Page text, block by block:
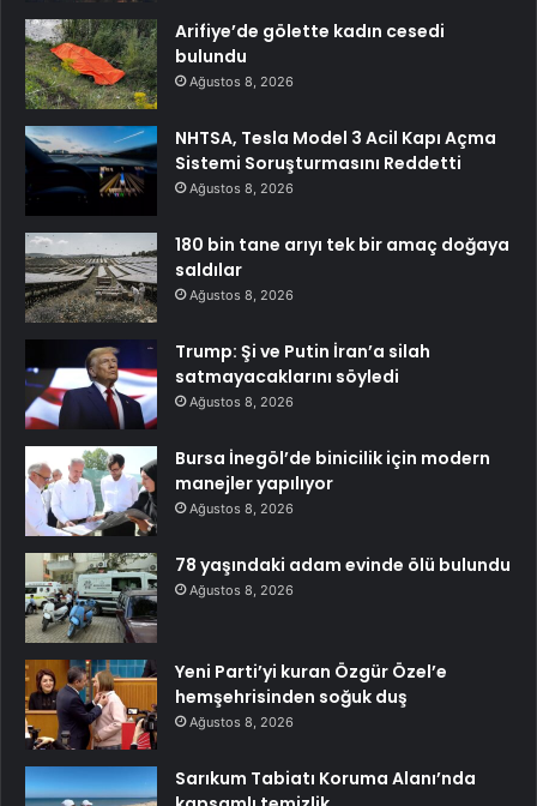
Arifiye’de gölette kadın cesedi
bulundu
Ağustos 8, 2026
NHTSA, Tesla Model 3 Acil Kapı Açma
Sistemi Soruşturmasını Reddetti
Ağustos 8, 2026
180 bin tane arıyı tek bir amaç doğaya
saldılar
Ağustos 8, 2026
Trump: Şi ve Putin İran’a silah
satmayacaklarını söyledi
Ağustos 8, 2026
Bursa İnegöl’de binicilik için modern
manejler yapılıyor
Ağustos 8, 2026
78 yaşındaki adam evinde ölü bulundu
Ağustos 8, 2026
Yeni Parti’yi kuran Özgür Özel’e
hemşehrisinden soğuk duş
Ağustos 8, 2026
Sarıkum Tabiatı Koruma Alanı’nda